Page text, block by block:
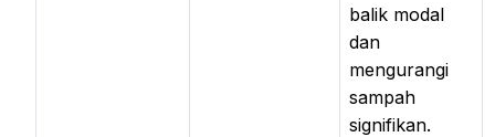
balik modal
dan
mengurangi
sampah
signifikan.